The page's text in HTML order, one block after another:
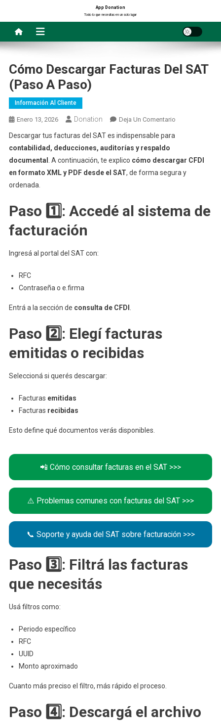
contenido
App Donation
Todo lo que necesitas en un solo lugar
Cómo Descargar Facturas Del SAT
(paso A Paso)
Información Al Cliente
Enero 13, 2026 Donation Deja Un ComentarioEn
Del
SAT
Paso)
Descargar tus facturas del SAT es indispensable para
contabilidad, deducciones, auditorías y respaldo
documental
. A continuación, te explico cómo descargar CFDI
en formato XML y PDF desde el SAT, de forma segura y
ordenada.
Paso 1️⃣: Accedé al sistema de
facturación
Ingresá al portal del SAT con:
RFC
Contraseña o e.firma
Entrá a la sección de consulta de CFDI
Paso 2️⃣: Elegí facturas
emitidas o recibidas
Seleccioná si querés descargar:
Facturas emitidas
Facturas recibidas
Esto define qué documentos verás disponibles.
📲 Cómo consultar facturas en el SAT >>>
⚠️ Problemas comunes con facturas del SAT >>>
📞 Soporte y ayuda del SAT sobre facturación >>>
Paso 3️⃣: Filtrá las facturas
que necesitás
Usá filtros como:
Periodo específico
RFC
UUID
Monto aproximado
Cuanto más preciso el filtro, más rápido el proceso.
Paso 4️⃣: Descargá el archivo